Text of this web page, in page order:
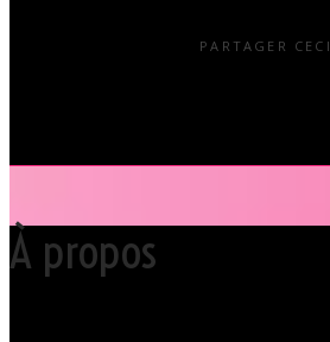
PARTAGER CECI
À propos